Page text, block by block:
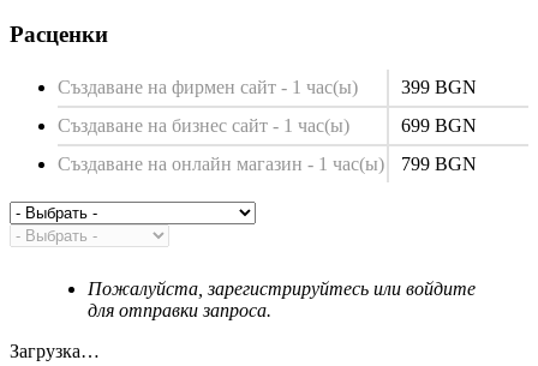
Расценки
Създаване на фирмен сайт - 1 час(ы)
399 BGN
Създаване на бизнес сайт - 1 час(ы)
699 BGN
Създаване на онлайн магазин - 1 час(ы)
799 BGN
Пожалуйста, зарегистрируйтесь или войдите
для отправки запроса.
Загрузка…